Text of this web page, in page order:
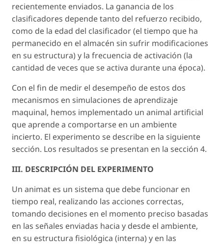
recientemente enviados. La ganancia de los
clasificadores depende tanto del refuerzo recibido,
como de la edad del clasificador (el tiempo que ha
permanecido en el almacén sin sufrir modificaciones
en su estructura) y la frecuencia de activación (la
cantidad de veces que se activa durante una época).
Con el fin de medir el desempeño de estos dos
mecanismos en simulaciones de aprendizaje
maquinal, hemos implementado un animal artificial
que aprende a comportarse en un ambiente
incierto. El experimento se describe en la siguiente
sección. Los resultados se presentan en la sección 4.
III. DESCRIPCIÓN DEL EXPERIMENTO
Un animat es un sistema que debe funcionar en
tiempo real, realizando las acciones correctas,
tomando decisiones en el momento preciso basadas
en las señales enviadas hacia y desde el ambiente,
en su estructura fisiológica (interna) y en las